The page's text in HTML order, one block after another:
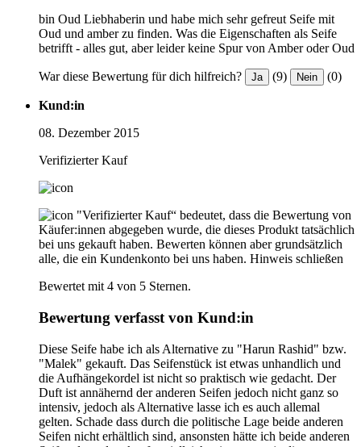
bin Oud Liebhaberin und habe mich sehr gefreut Seife mit
Oud und amber zu finden. Was die Eigenschaften als Seife
betrifft - alles gut, aber leider keine Spur von Amber oder Oud
War diese Bewertung für dich hilfreich? Ja (9) Nein (0)
Kund:in
08. Dezember 2015
Verifizierter Kauf
"Verifizierter Kauf“ bedeutet, dass die Bewertung von
Käufer:innen abgegeben wurde, die dieses Produkt tatsächlich
bei uns gekauft haben. Bewerten können aber grundsätzlich
alle, die ein Kundenkonto bei uns haben. Hinweis schließen
Bewertet mit 4 von 5 Sternen.
Bewertung verfasst von Kund:in
Diese Seife habe ich als Alternative zu "Harun Rashid" bzw.
"Malek" gekauft. Das Seifenstück ist etwas unhandlich und
die Aufhängekordel ist nicht so praktisch wie gedacht. Der
Duft ist annähernd der anderen Seifen jedoch nicht ganz so
intensiv, jedoch als Alternative lasse ich es auch allemal
gelten. Schade dass durch die politische Lage beide anderen
Seifen nicht erhältlich sind, ansonsten hätte ich beide anderen